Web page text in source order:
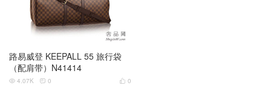
路易威登 KEEPALL 55 旅行袋
（配肩带）N41414
 0
 4.07K  0